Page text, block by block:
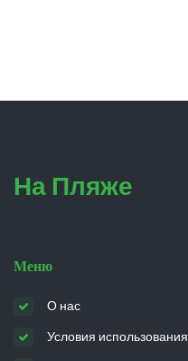
На Пляже
Меню
О нас
Условия использования